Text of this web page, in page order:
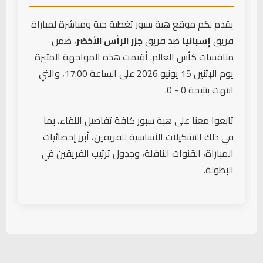
87'
Nico Williams (إسبانيا)
← رودري هيرنانديز
90'
بطاقة صفراء
يقدم لكم موقع هبة سبور تغطية حية ومباشرة لمباراة
فريقإسبانيا ضد فريقجزر الرأس الأخضر، ضمن
منافسات كأس العالم. أقيمت هذه المواجهة المثيرة
يوم الإثنين 15 يونيو 2026 على الساعة 17:00، والتي
انتهت بنتيجة 0 - 0.
تابعوا معنا على هبة سبور كافة تفاصيل اللقاء، بما
في ذلك التشكيلات الأساسية للفريقين، أبرز إحصائيات
المباراة، القنوات الناقلة، وجدول ترتيب الفريقين في
البطولة.